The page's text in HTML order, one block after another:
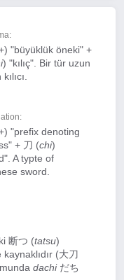
"büyüklük öneki" +
) "kılıç". Bir tür uzun
"prefix denoting
+ 刀 (chi)
A typte of
sword.
断つ (tatsu)
(大刀
dachiだち